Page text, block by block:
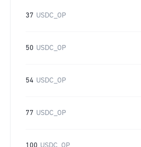
37 USDC_OP
50 USDC_OP
54 USDC_OP
77 USDC_OP
100 USDC_OP